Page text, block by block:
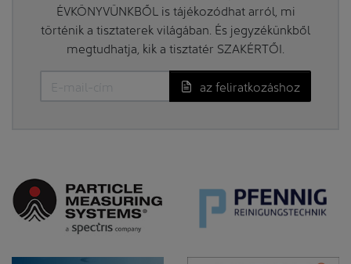
ÉVKÖNYVÜNKBŐL is tájékozódhat arról, mi
történik a tisztaterek világában. És jegyzékünkből
megtudhatja, kik a tisztatér SZAKÉRTŐI.
az feliratkozáshoz